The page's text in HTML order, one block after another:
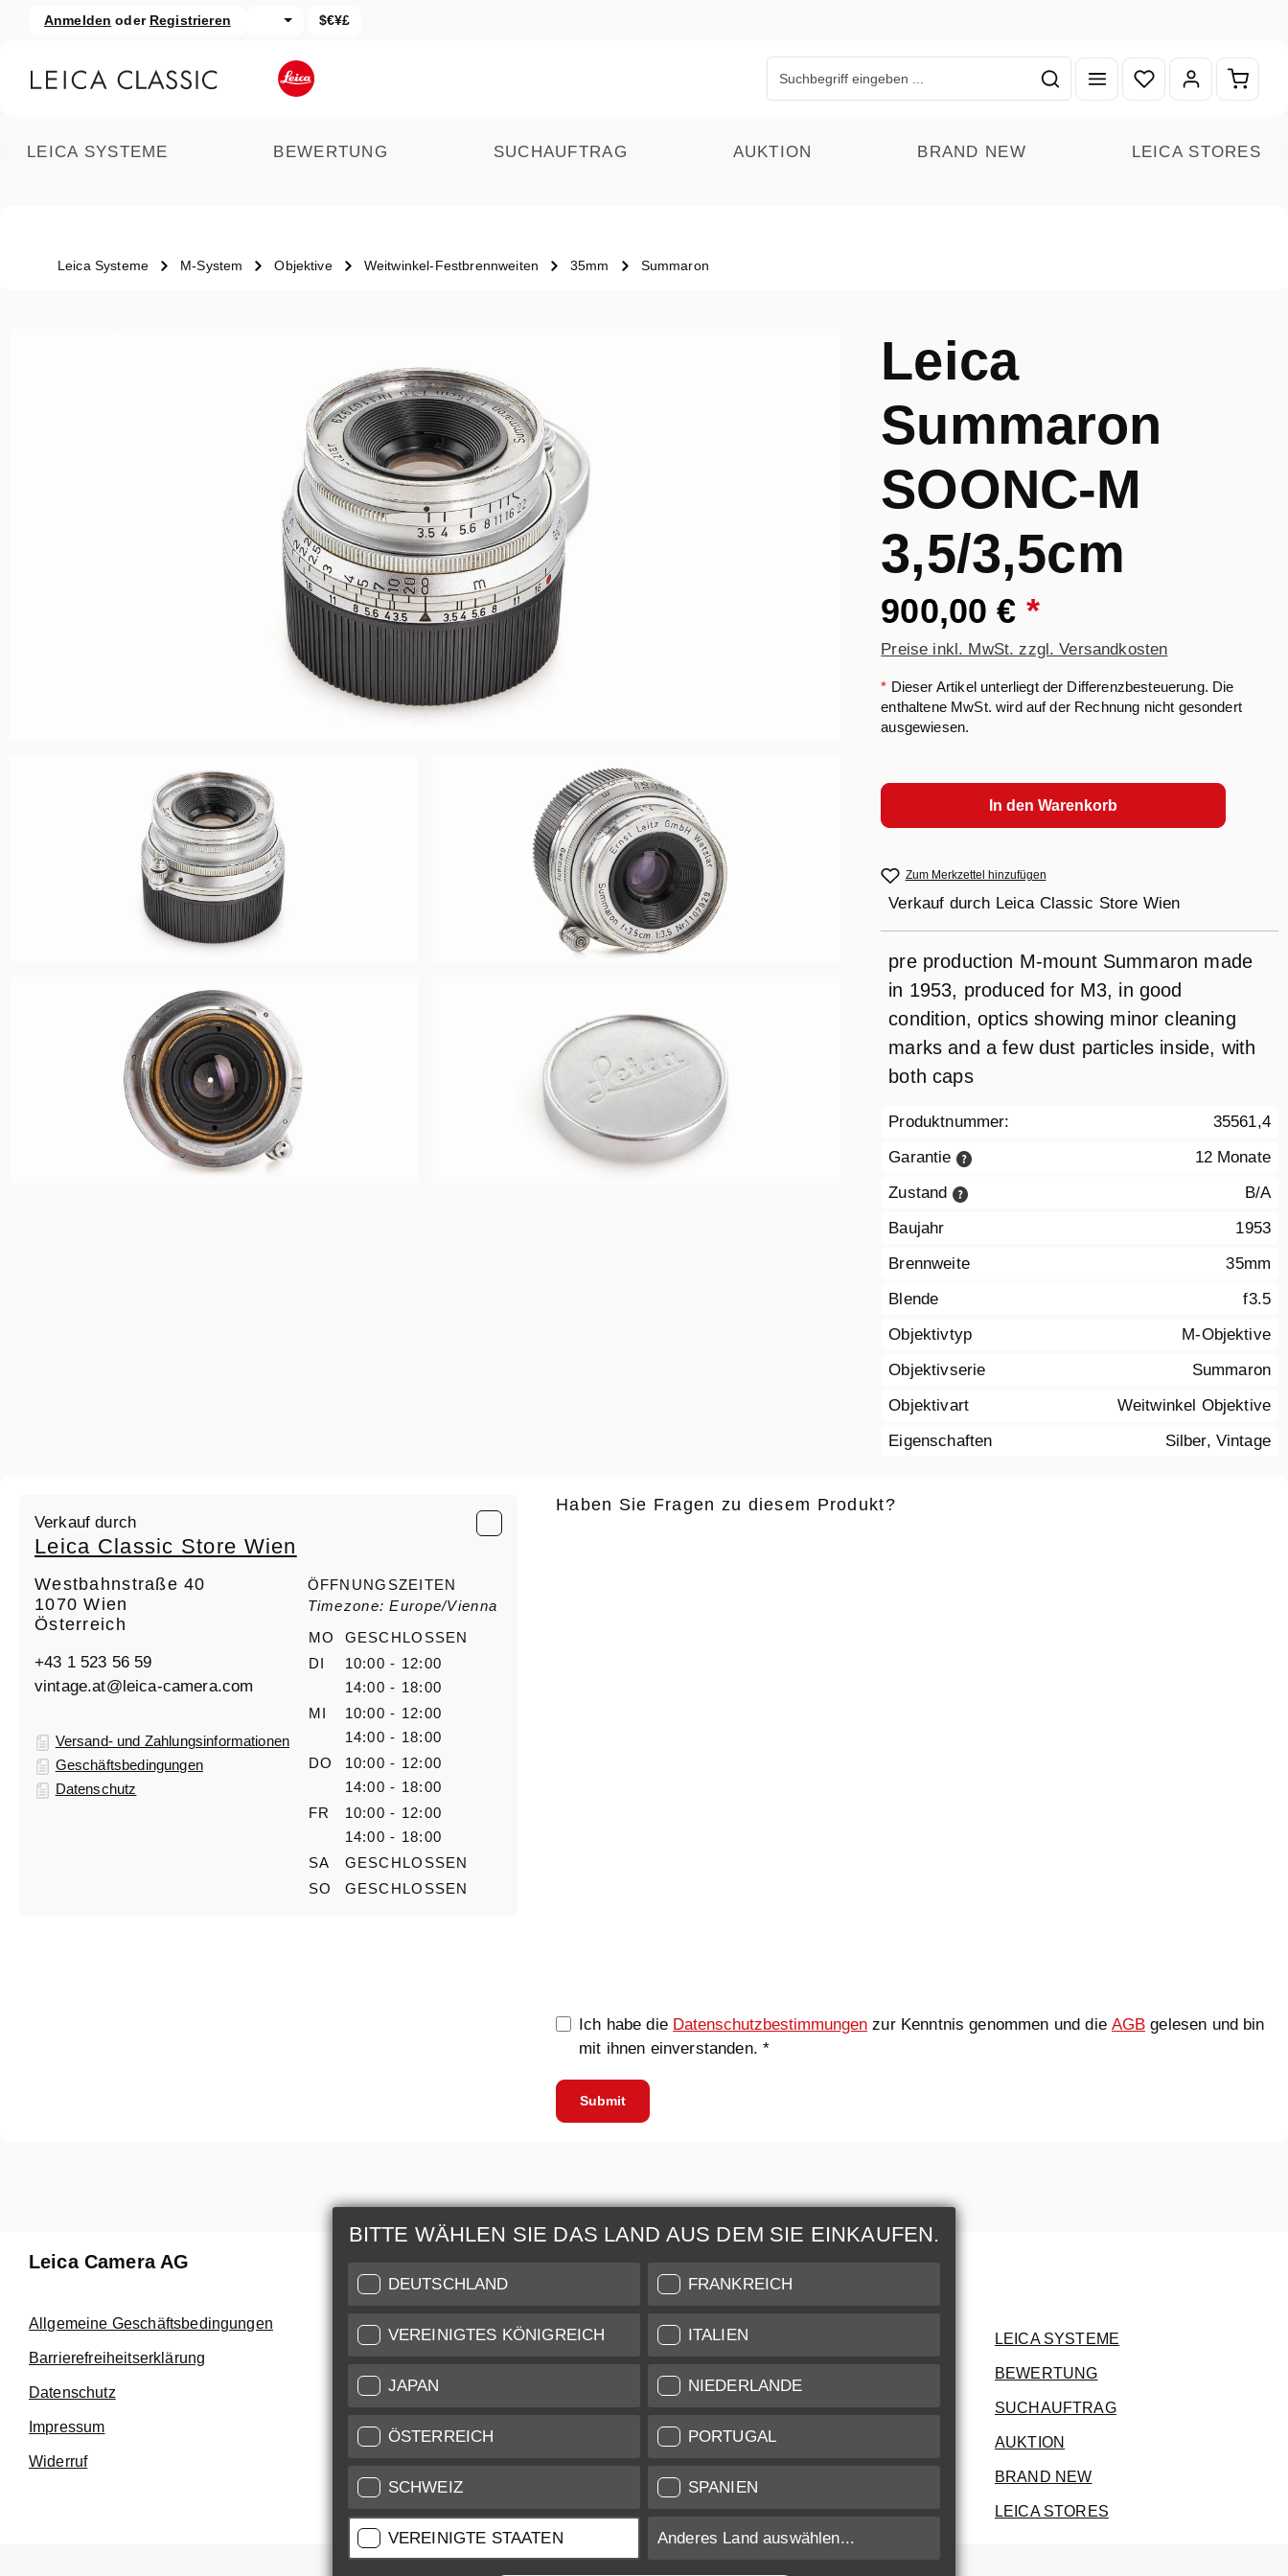
Hauptinhalt springen
Zur Suche springen
Anmelden oder Registrieren $€¥£
Du hast 0 Produkte
LEICA SYSTEME BEWERTUNG SUCHAUFTRAG AUKTION BRAND NEW LEICA STORES
Leica Systeme M-System Objektive Weitwinkel-Festbrennweiten 35mm Summaron
Leica
Summaron
SOONC-M
3,5/3,5cm
900,00 € *
Preise inkl. MwSt. zzgl. Versandkosten
* Dieser Artikel unterliegt der Differenzbesteuerung. Die
enthaltene MwSt. wird auf der Rechnung nicht gesondert
ausgewiesen.
In den Warenkorb
Zum Merkzettel hinzufügen
Verkauf durch Leica Classic Store Wien
pre production M-mount Summaron made
in 1953, produced for M3, in good
condition, optics showing minor cleaning
marks and a few dust particles inside, with
both caps
Produktnummer:
35561,4
Garantie
12 Monate
Zustand
B/A
Baujahr
1953
Brennweite
35mm
Blende
f3.5
Objektivtyp
M-Objektive
Objektivserie
Summaron
Objektivart
Weitwinkel Objektive
Eigenschaften
Silber, Vintage
Verkauf durch
Leica Classic Store Wien
Westbahnstraße 40
1070 Wien
Österreich
+43 1 523 56 59
vintage.at@leica-camera.com
Versand- und Zahlungsinformationen
Geschäftsbedingungen
Datenschutz
ÖFFNUNGSZEITEN
Timezone: Europe/Vienna
MO
GESCHLOSSEN
DI
10:00 - 12:00
14:00 - 18:00
MI
10:00 - 12:00
14:00 - 18:00
DO
10:00 - 12:00
14:00 - 18:00
FR
10:00 - 12:00
14:00 - 18:00
SA
GESCHLOSSEN
SO
GESCHLOSSEN
Haben Sie Fragen zu diesem Produkt?
Ich habe die Datenschutzbestimmungen zur Kenntnis genommen und dieAGB gelesen und bin
mit ihnen einverstanden. *
Submit
BITTE WÄHLEN SIE DAS LAND AUS DEM SIE EINKAUFEN.
DEUTSCHLAND FRANKREICH
VEREINIGTES KÖNIGREICH ITALIEN
JAPAN NIEDERLANDE
ÖSTERREICH PORTUGAL
SCHWEIZ SPANIEN
VEREINIGTE STAATEN Anderes Land auswählen...
Leica Camera AG
Allgemeine Geschäftsbedingungen
Barrierefreiheitserklärung
Datenschutz
Impressum
Widerruf
Reparatur & Wartung
Nutzen Sie auch unseren Leica
Customer Care für Services auf
höchstem Niveau.
Kundendienst
Service Zertifikat
Weitere Informationen
Zustandsbeschreibung unserer Artikel
Versand & Zahlung
Garantie und Gewährleistung
Datenschutz
Newsletter
LEICA SYSTEME
BEWERTUNG
SUCHAUFTRAG
AUKTION
BRAND NEW
LEICA STORES